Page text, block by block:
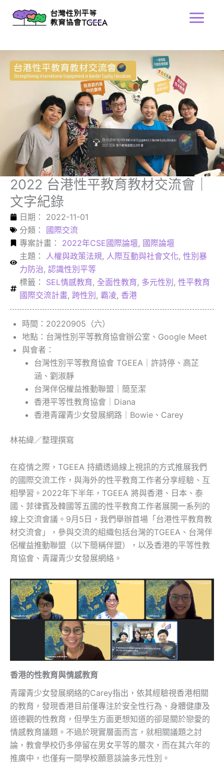
Main
2022 台港性平教育教材交流會｜
文字紀錄
日期：
2022-11-01
分類：
國際交流
專案計畫：
2022年CSE國際論壇, 國際論壇
主題：
人權與政策法規, 人際互動與社會文化, 性別暴
力防治, 認識性別平等
標籤：
SEL情感教育, 全面性教育, 多元性別, 性平教育
國際交流計畫, 跨性別, 霸凌, 香港
時間：20220905（六）
地點：台灣性別平等教育協會辦公室、Google Meet
與會者：
台灣性別平等教育協會 TGEEA｜許詩停、高芷
涵、劉淑靜
台灣伴侶權益推動聯盟｜簡至潔
香港平等性教育協會｜Diana
香港青躍青少女發展網路｜Bowie、Carey
林祐緯／整理撰寫
在疫情之際，TGEEA 持續透過線上視訊的方式推展我們
的國際交流工作，與海外的性平教育工作者分享經驗、互
相學習。2022年下半年，TGEEA 將與香港、日本、泰
國、菲律賓及韓國等五國的性平教育工作者展開一系列的
線上交流會議。9月5日，我們舉辦首場「台港性平教育教
材交流會」，參與交流的組織包括台灣的TGEEA、台灣伴
侶權益推動聯盟（以下簡稱伴盟），以及香港的平等性教
育協會、青躍青少女發展網絡。
香港的性教育與情感教育
青躍青少女發展網絡的Carey指出，依其經驗視香港相關
的教育，發現香港目前僅專注於安全性行為、身體健康及
道德觀的性教育，但學生方面更想知道的卻是關於戀愛的
情感教育議題。不過於現實層面而言，就相關議題之討
論，教會學校仍多停留在男女平等的層次，而在其六年的
推廣中，也僅有一間學校願意談論多元性別。